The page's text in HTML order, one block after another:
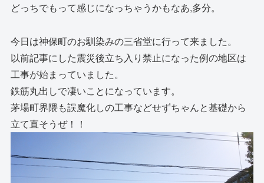
どっちでもって感じになっちゃうかもなあ,多分。
今日は神保町のお馴染みの三省堂に行って来ました。
以前記事にした震災後立ち入り禁止になった例の地区は
工事が始まっていました。
鉄筋丸出しで凄いことになっています。
茅場町界隈も誤魔化しの工事などせずちゃんと基礎から
立て直そうぜ！！